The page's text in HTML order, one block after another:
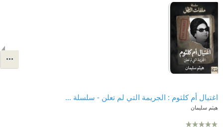
اغتيال أم كلثوم : الجريمة التي لم تعلن - سلسلة ملفات الظل
هيثم سليمان